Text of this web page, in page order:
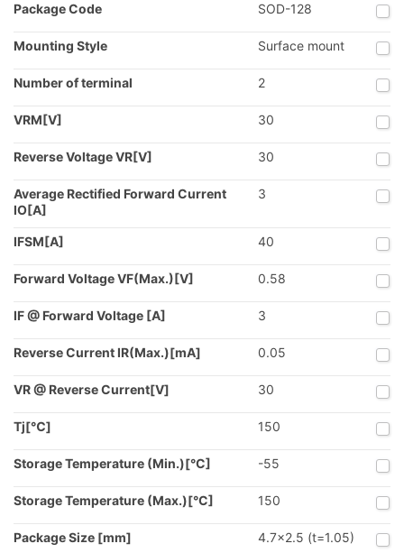
Package Code SOD-128
Mounting Style Surface mount
Number of terminal 2
VRM[V] 30
Reverse Voltage VR[V] 30
Average Rectified Forward Current
IO[A]
3
IFSM[A] 40
Forward Voltage VF(Max.)[V] 0.58
IF @ Forward Voltage [A] 3
Reverse Current IR(Max.)[mA] 0.05
VR @ Reverse Current[V] 30
Tj[℃] 150
Storage Temperature (Min.)[°C] -55
Storage Temperature (Max.)[°C] 150
Package Size [mm] 4.7x2.5 (t=1.05)